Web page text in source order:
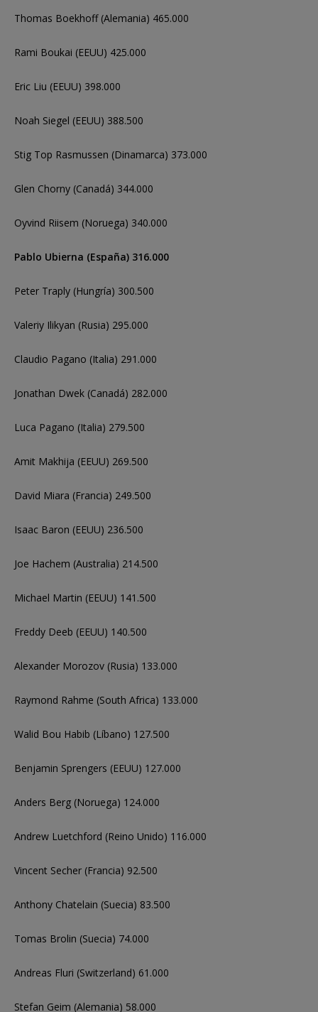
Thomas Boekhoff (Alemania) 465.000
Rami Boukai (EEUU) 425.000
Eric Liu (EEUU) 398.000
Noah Siegel (EEUU) 388.500
Stig Top Rasmussen (Dinamarca) 373.000
Glen Chorny (Canadá) 344.000
Oyvind Riisem (Noruega) 340.000
Pablo Ubierna (España) 316.000
Peter Traply (Hungría) 300.500
Valeriy Ilikyan (Rusia) 295.000
Claudio Pagano (Italia) 291.000
Jonathan Dwek (Canadá) 282.000
Luca Pagano (Italia) 279.500
Amit Makhija (EEUU) 269.500
David Miara (Francia) 249.500
Isaac Baron (EEUU) 236.500
Joe Hachem (Australia) 214.500
Michael Martin (EEUU) 141.500
Freddy Deeb (EEUU) 140.500
Alexander Morozov (Rusia) 133.000
Raymond Rahme (South Africa) 133.000
Walid Bou Habib (Líbano) 127.500
Benjamin Sprengers (EEUU) 127.000
Anders Berg (Noruega) 124.000
Andrew Luetchford (Reino Unido) 116.000
Vincent Secher (Francia) 92.500
Anthony Chatelain (Suecia) 83.500
Tomas Brolin (Suecia) 74.000
Andreas Fluri (Switzerland) 61.000
Stefan Geim (Alemania) 58.000